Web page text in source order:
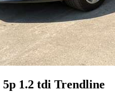
5p 1.2 tdi Trendline